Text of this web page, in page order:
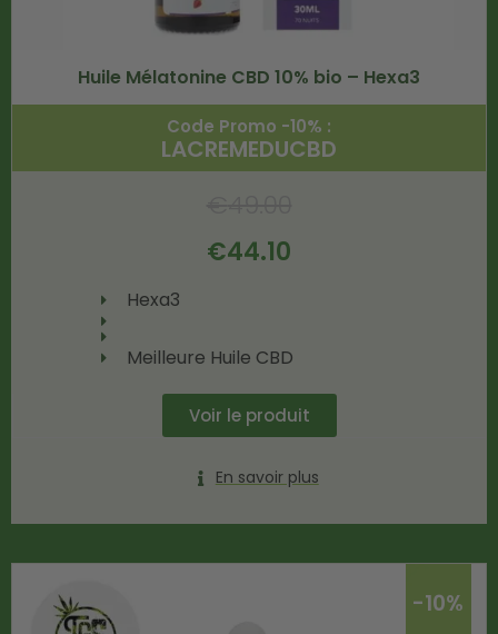
Huile Mélatonine CBD 10% bio – Hexa3
Code Promo -10% :
LACREMEDUCBD
€44.10
Hexa3
Meilleure Huile CBD
Voir le produit
En savoir plus
-10%